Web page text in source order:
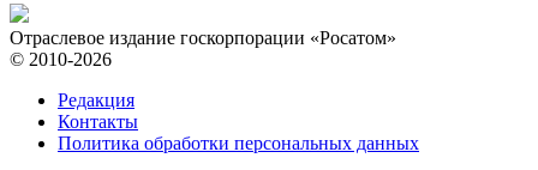
Отраслевое издание госкорпорации «Росатом»
© 2010-2026
Редакция
Контакты
Политика обработки персональных данных